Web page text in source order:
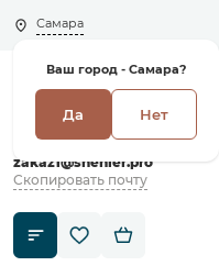
Самара
Ваш город - Самара?
Да Нет
+7 (495) 135-135-5
zakaz1@shenler.pro
Скопировать почту